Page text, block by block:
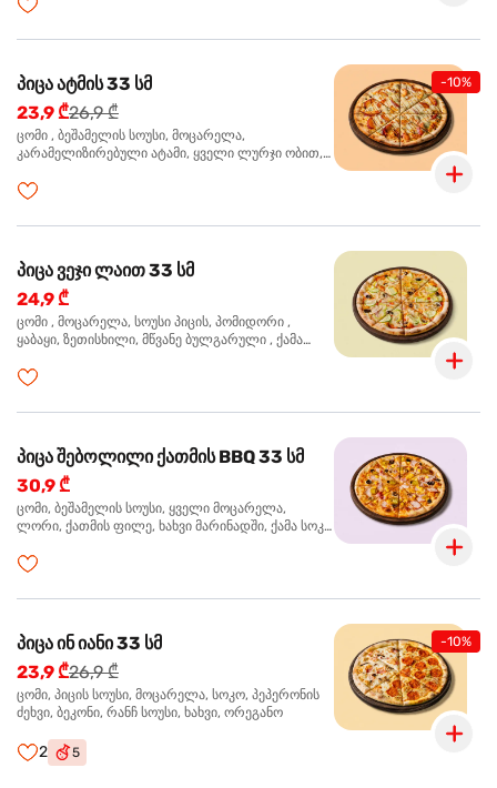
-10%
პიცა ატმის 33 სმ
23,9 ₾26,9 ₾
ცომი , ბეშამელის სოუსი, მოცარელა,
კარამელიზირებული ატამი, ყველი ლურჯი ობით,
პიცა ვეჯი ლაით 33 სმ
24,9 ₾
ცომი , მოცარელა, სოუსი პიცის, პომიდორი ,
ყაბაყი, ზეთისხილი, მწვანე ბულგარული , ქამა
პიცა შებოლილი ქათმის BBQ 33 სმ
30,9 ₾
ცომი, ბეშამელის სოუსი, ყველი მოცარელა,
ლორი, ქათმის ფილე, ხახვი მარინადში, ქამა სოკო
-10%
პიცა ინ იანი 33 სმ
23,9 ₾26,9 ₾
ცომი, პიცის სოუსი, მოცარელა, სოკო, პეპერონის
ძეხვი, ბეკონი, რანჩ სოუსი, ხახვი, ორეგანო
2 5